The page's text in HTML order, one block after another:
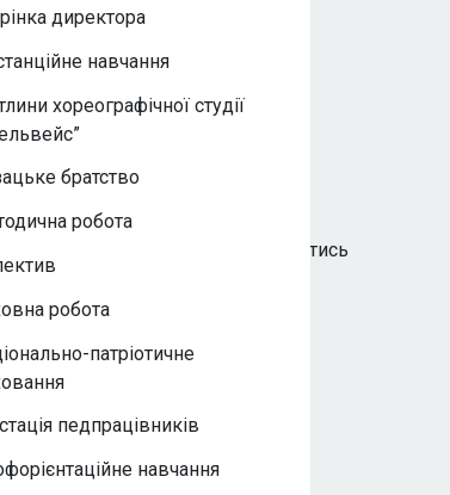
дивитись
директора
навчання
хореографічної студії
братство
робота
робота
патріотичне
педпрацівників
навчання